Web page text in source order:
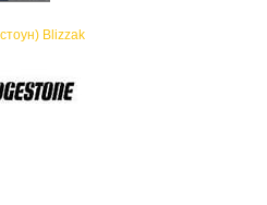
Blizzak